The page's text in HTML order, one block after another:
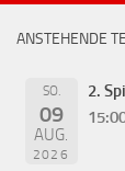
ANSTEHENDE
SO.
09
AUG.
2026
2.